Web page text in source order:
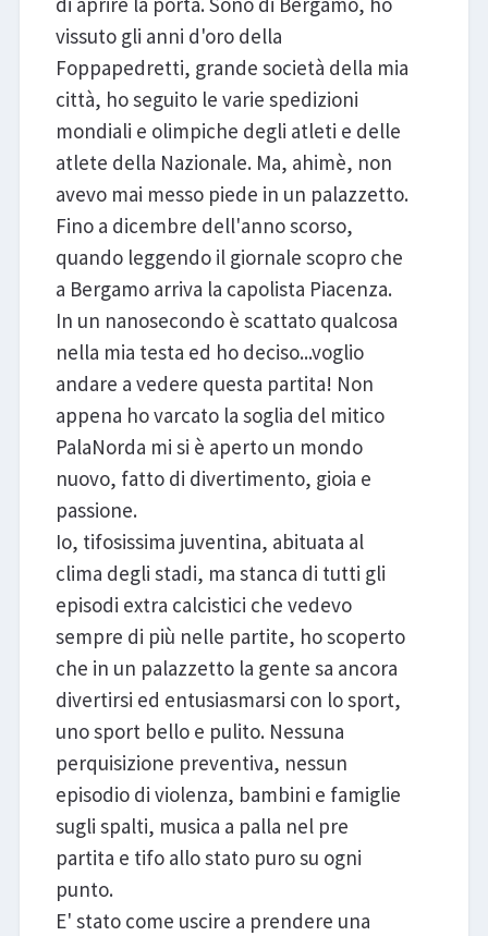
vissuto gli anni d'oro della
Foppapedretti, grande società della mia
città, ho seguito le varie spedizioni
mondiali e olimpiche degli atleti e delle
atlete della Nazionale. Ma, ahimè, non
avevo mai messo piede in un palazzetto.
Fino a dicembre dell'anno scorso,
quando leggendo il giornale scopro che
a Bergamo arriva la capolista Piacenza.
In un nanosecondo è scattato qualcosa
nella mia testa ed ho deciso...voglio
andare a vedere questa partita! Non
appena ho varcato la soglia del mitico
PalaNorda mi si è aperto un mondo
nuovo, fatto di divertimento, gioia e
passione.
Io, tifosissima juventina, abituata al
clima degli stadi, ma stanca di tutti gli
episodi extra calcistici che vedevo
sempre di più nelle partite, ho scoperto
che in un palazzetto la gente sa ancora
divertirsi ed entusiasmarsi con lo sport,
uno sport bello e pulito. Nessuna
perquisizione preventiva, nessun
episodio di violenza, bambini e famiglie
sugli spalti, musica a palla nel pre
partita e tifo allo stato puro su ogni
punto.
E' stato come uscire a prendere una